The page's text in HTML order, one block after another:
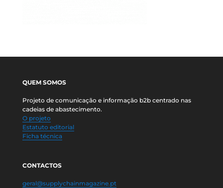
QUEM SOMOS
Projeto de comunicação e informação b2b centrado nas
cadeias de abastecimento.
O projeto
Estatuto editorial
Ficha técnica
CONTACTOS
geral@supplychainmagazine.pt